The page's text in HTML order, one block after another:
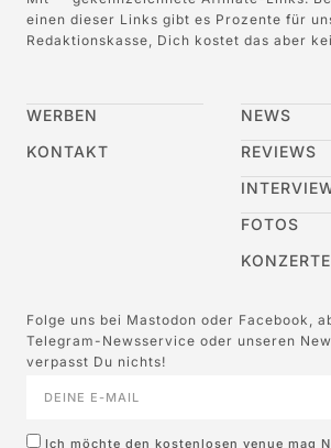
einen dieser Links gibt es Prozente für
Redaktionskasse, Dich kostet das aber
WERBEN
KONTAKT
NEWS
REVIEWS
FOTOS
KONZERTE
Folge uns bei Mastodon oder Facebook,
Telegram-Newsservice oder unseren
verpasst Du nichts!
Ich möchte den kostenlosen venue mag